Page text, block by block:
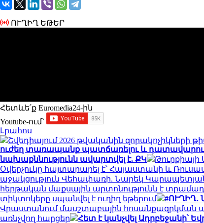
ՈՒՂԻՂ ԵԹԵՐ
Հետևե՛ք Euromedia24-ին
Youtube-ում`
Լրահոս
Շվեդիայում 2026 թվականին զորակոչիկների
ուժեղ տառապանք պատճառելու և
նախաքննությունն ավարտվել է. ՔԿ
Թուրքիայի
Օվերչուկը հայտարարել է՝ Հայաստանի և
աջակցություն Վեհափառի. Նարեկ
հերթական մաքսային արտոնությունն է
տիկտոկերը սպանվել է ուղիղ եթերում
Վրաստանում մասշտաբային հոսանքազրկման
առնչվող հարցեր
Հետ է կանչվել Ադրբեջանի՝